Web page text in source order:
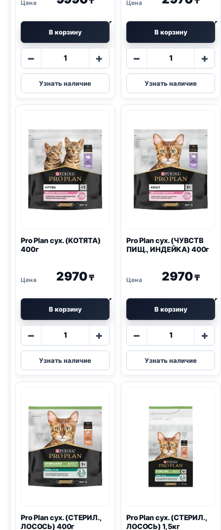
В корзину
−
Количество
Pro
Plan
сух.
1,5кг
+
Узнать наличие
В корзину
−
Количество
Pro
Plan
сух.
ЯГНЕНОК)
400г
+
Узнать наличие
Pro Planсух. (КОТЯТА)
400г
2970₸
В корзину
−
Количество
Pro
Plan
сух.
+
Узнать наличие
Pro Planсух. (ЧУВСТВ
ПИЩ., ИНДЕЙКА) 400г
2970₸
В корзину
−
Количество
Pro
Plan
сух.
ИНДЕЙКА)
400г
+
Узнать наличие
Pro Planсух. (СТЕРИЛ.,
ЛОСОСЬ) 400г
Pro Planсух. (СТЕРИЛ.,
ЛОСОСЬ) 1,5кг